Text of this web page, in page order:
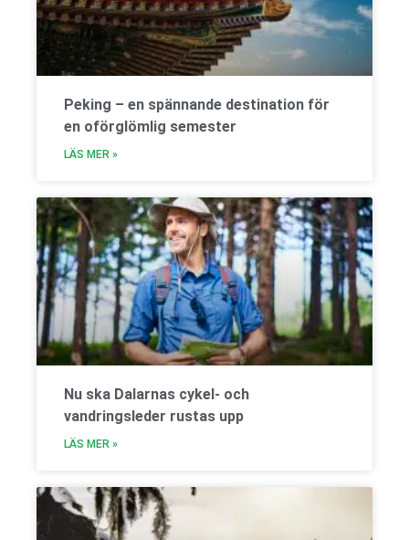
Peking – en spännande destination för
en oförglömlig semester
LÄS MER »
Nu ska Dalarnas cykel- och
vandringsleder rustas upp
LÄS MER »